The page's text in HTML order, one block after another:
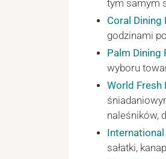
tym samym
Coral Dining
godzinami
Palm Dining
wyboru
World Fresh
naleśników,
sałatki,